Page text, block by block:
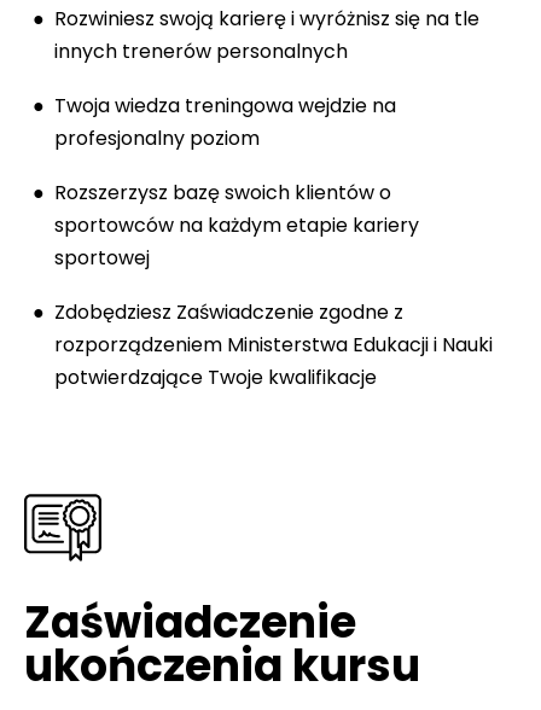
Rozwiniesz swoją karierę i wyróżnisz się na tle
innych trenerów personalnych
Twoja wiedza treningowa wejdzie na
profesjonalny poziom
Rozszerzysz bazę swoich klientów o
sportowców na każdym etapie kariery
sportowej
Zdobędziesz Zaświadczenie zgodne z
rozporządzeniem Ministerstwa Edukacji i Nauki
potwierdzające Twoje kwalifikacje
Zaświadczenie
ukończenia kursu